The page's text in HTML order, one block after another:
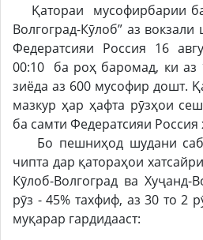
Қатораи мусофирбарии
Волгоград-Кӯлоб” аз
Федератсияи Россия 16
00:10 ба роҳ баромад, ки аз
зиёда аз 600 мусофир дошт.
мазкур ҳар ҳафта рӯзҳои
ба самти Федератсияи Россия
Бо пешниҳод шудани
чипта дар қатораҳои
Кӯлоб-Волгоград ва Хуҷанд-
рӯз - 45% тахфиф, аз 30 то 2
муқарар гардидааст: